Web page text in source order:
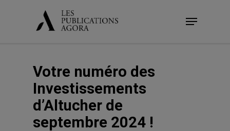
Menu
Votre numéro des
Investissements
d’Altucher de
septembre 2024 !